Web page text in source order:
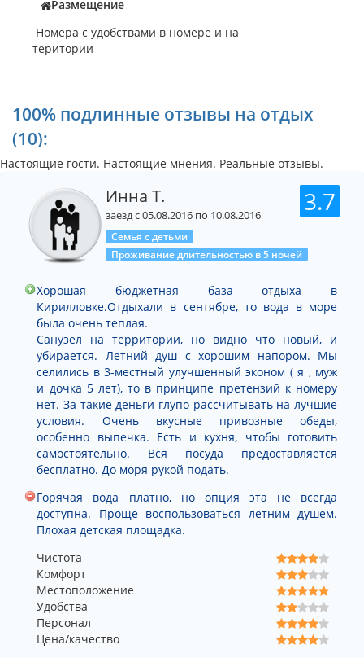
Размещение
Номера с удобствами в номере и на
територии
100% подлинные отзывы на отдых
(10):
Настоящие гости. Настоящие мнения. Реальные отзывы.
3.7
Инна Т.
заезд с 05.08.2016 по 10.08.2016
Семья с детьми
Проживание длительностью в 5 ночей
Хорошая бюджетная база отдыха в
Кирилловке.Отдыхали в сентябре, то вода в море
была очень теплая.
Санузел на территории, но видно что новый, и
убирается. Летний душ с хорошим напором. Мы
селились в 3-местный улучшенный эконом ( я , муж
и дочка 5 лет), то в принципе претензий к номеру
нет. За такие деньги глупо рассчитывать на лучшие
условия. Очень вкусные привозные обеды,
особенно выпечка. Есть и кухня, чтобы готовить
самостоятельно. Вся посуда предоставляется
бесплатно. До моря рукой подать.
Горячая вода платно, но опция эта не всегда
доступна. Проще воспользоваться летним душем.
Плохая детская площадка.
Чистота
Комфорт
Местоположение
Удобства
Персонал
Цена/качество